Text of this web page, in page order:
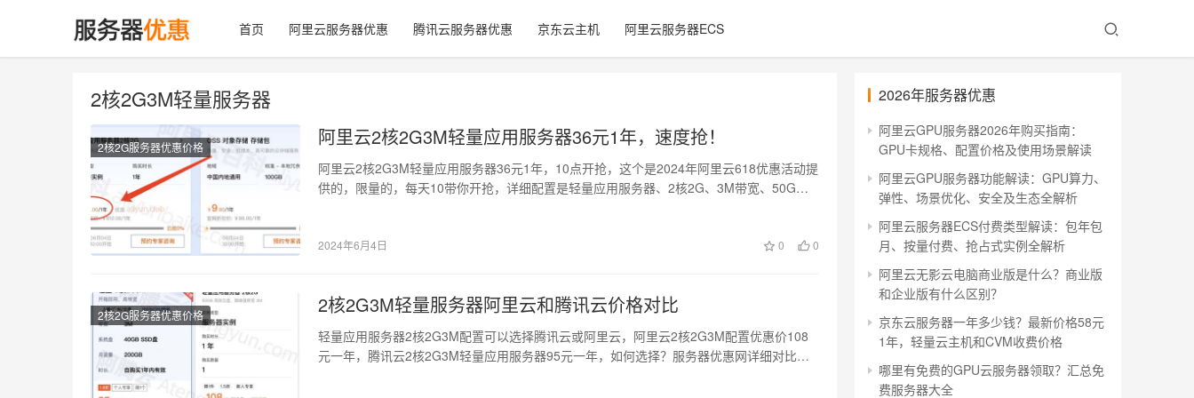
首页 阿里云服务器优惠 腾讯云服务器优惠 京东云主机 阿里云服务器ECS
2核2G3M轻量服务器
2核2G服务器优惠价格 阿里云2核2G3M轻量应用服务器36元1年，速度抢！
阿里云2核2G3M轻量应用服务器36元1年，10点开抢，这个是2024年阿里云618优惠活动提
供的，限量的，每天10带你开抢，详细配置是轻量应用服务器、2核2G、3M带宽、50G
2024年6月4日 0 0
2核2G服务器优惠价格 2核2G3M轻量服务器阿里云和腾讯云价格对比
轻量应用服务器2核2G3M配置可以选择腾讯云或阿里云，阿里云2核2G3M配置优惠价108
元一年，腾讯云2核2G3M轻量应用服务器95元一年，如何选择？服务器优惠网详细对比阿
2026年服务器优惠
阿里云GPU服务器2026年购买指南：
GPU卡规格、配置价格及使用场景解读
阿里云GPU服务器功能解读：GPU算力、
弹性、场景优化、安全及生态全解析
阿里云服务器ECS付费类型解读：包年包
月、按量付费、抢占式实例全解析
阿里云无影云电脑商业版是什么？商业版
和企业版有什么区别？
京东云服务器一年多少钱？最新价格58元
1年，轻量云主机和CVM收费价格
哪里有免费的GPU云服务器领取？汇总免
费服务器大全